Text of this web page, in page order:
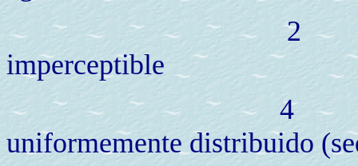
imperceptible
uniformemente distribuido